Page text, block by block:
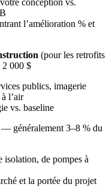
conception vs.
l’amélioration % et
(pour les retrofits
2 000 $
publics, imagerie
l’air
vs. baseline
— généralement 3–8 % du
isolation, de pompes à
et la portée du projet